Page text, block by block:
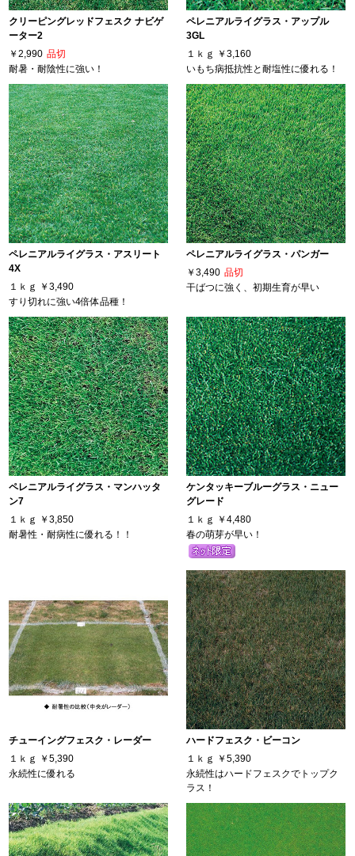
クリーピングレッドフェスク ナビゲ
ーター2
￥2,990 品切
耐暑・耐陰性に強い！
ペレニアルライグラス・アップル
3GL
１ｋｇ
￥3,160
いもち病抵抗性と耐塩性に優れる！
ペレニアルライグラス・アスリート
4X
１ｋｇ
￥3,490
すり切れに強い4倍体品種！
ペレニアルライグラス・パンガー
￥3,490 品切
干ばつに強く、初期生育が早い
ペレニアルライグラス・マンハッタ
ン7
１ｋｇ
￥3,850
耐暑性・耐病性に優れる！！
ケンタッキーブルーグラス・ニュー
グレード
１ｋｇ
￥4,480
春の萌芽が早い！
チューイングフェスク・レーダー
１ｋｇ
￥5,390
永続性に優れる
ハードフェスク・ビーコン
１ｋｇ
￥5,390
永続性はハードフェスクでトップク
ラス！